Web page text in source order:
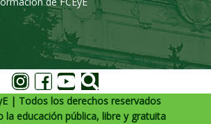
| Todos los derechos reservados
la educación pública, libre y gratuita